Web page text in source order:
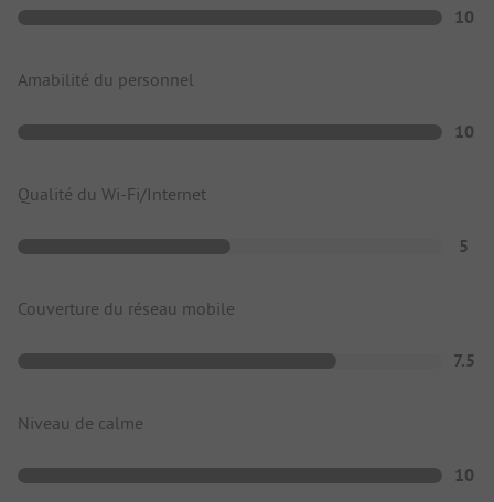
10
Amabilité du personnel
10
Qualité du Wi-Fi/Internet
5
Couverture du réseau mobile
7.5
Niveau de calme
10